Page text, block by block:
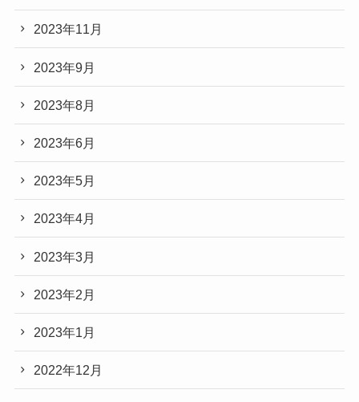
2023年11月
2023年9月
2023年8月
2023年6月
2023年5月
2023年4月
2023年3月
2023年2月
2023年1月
2022年12月